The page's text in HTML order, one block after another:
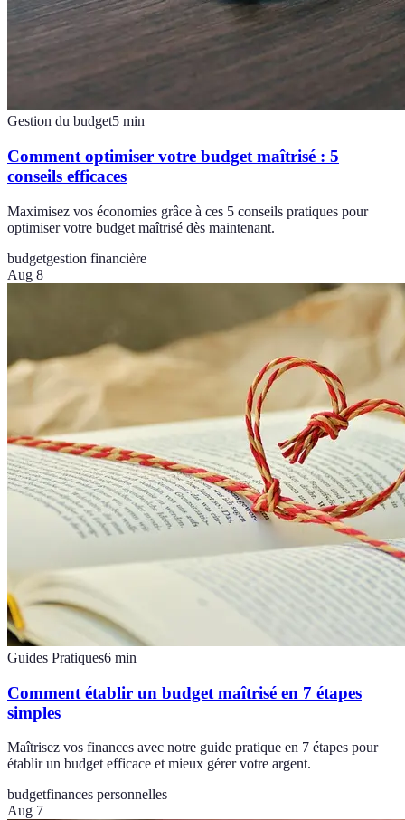
Gestion du budget5 min
Comment optimiser votre budget maîtrisé : 5
conseils efficaces
Maximisez vos économies grâce à ces 5 conseils pratiques pour
optimiser votre budget maîtrisé dès maintenant.
budgetgestion financière
Aug 8
Guides Pratiques6 min
Comment établir un budget maîtrisé en 7 étapes
simples
Maîtrisez vos finances avec notre guide pratique en 7 étapes pour
établir un budget efficace et mieux gérer votre argent.
budgetfinances personnelles
Aug 7